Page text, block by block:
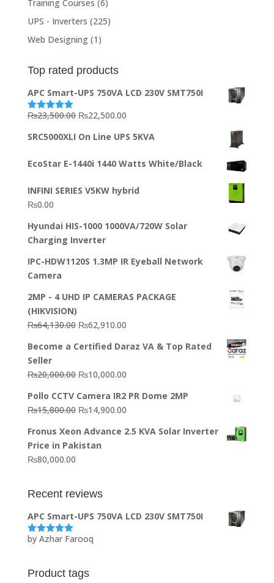
Training Courses (6)
UPS - Inverters (225)
Web Designing (1)
Top rated products
APC Smart-UPS 750VA LCD 230V SMT750I
Rated5.00
₨23,500.00 Original
was:
₨22,500.00Current
is:
SRC5000XLI On Line UPS 5KVA
EcoStar E-1440i 1440 Watts White/Black
INFINI SERIES V5KW hybrid
₨0.00
Hyundai HIS-1000 1000VA/720W Solar
Charging Inverter
IPC-HDW1120S 1.3MP IR Eyeball Network
Camera
2MP - 4 UHD IP CAMERAS PACKAGE
(HIKVISION)
₨64,130.00 Original
was:
₨62,910.00Current
is:
Become a Certified Daraz VA & Top Rated
Seller
₨20,000.00 Original
was:
₨20,000.00.
₨10,000.00Current
is:
₨10,000.00.
Pollo CCTV Camera IR2 PR Dome 2MP
₨15,800.00 Original
was:
₨15,800.00.
₨14,900.00Current
is:
Fronus Xeon Advance 2.5 KVA Solar Inverter
Price in Pakistan
₨80,000.00
Recent reviews
APC Smart-UPS 750VA LCD 230V SMT750I
Rated5out
by Azhar Farooq
Product tags